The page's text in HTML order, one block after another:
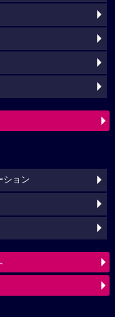
ション